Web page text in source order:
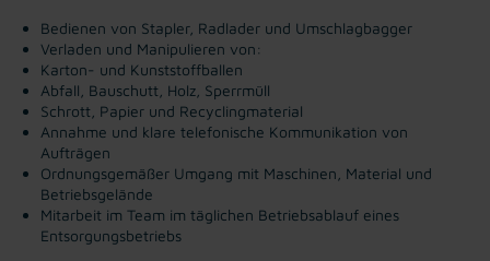
Bedienen von Stapler, Radlader und Umschlagbagger
Verladen und Manipulieren von:
Karton- und Kunststoffballen
Abfall, Bauschutt, Holz, Sperrmüll
Schrott, Papier und Recyclingmaterial
Annahme und klare telefonische Kommunikation von
Aufträgen
Ordnungsgemäßer Umgang mit Maschinen, Material und
Betriebsgelände
Mitarbeit im Team im täglichen Betriebsablauf eines
Entsorgungsbetriebs